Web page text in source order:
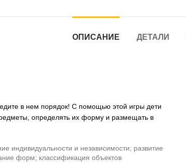
ОПИСАНИЕ ДЕТАЛИ
в нем порядок! С помощью этой игры дети
определять их форму и размещать в
индивидуальности и независимости; развитие
форм; классификация объектов